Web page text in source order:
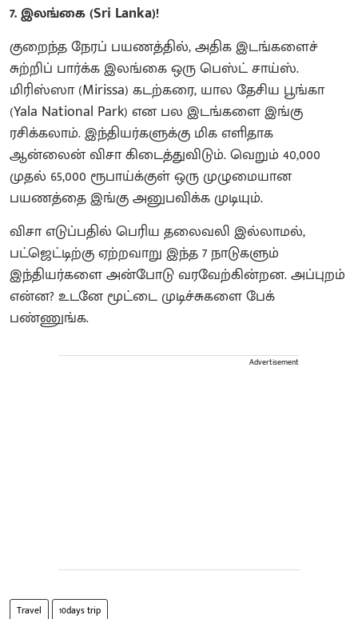
7. இலங்கை (Sri Lanka)!
குறைந்த நேரப் பயணத்தில், அதிக இடங்களைச்
சுற்றிப் பார்க்க இலங்கை ஒரு பெஸ்ட் சாய்ஸ்.
மிரிஸ்ஸா (Mirissa) கடற்கரை, யால தேசிய பூங்கா
(Yala National Park) என பல இடங்களை இங்கு
ரசிக்கலாம். இந்தியர்களுக்கு மிக எளிதாக
ஆன்லைன் விசா கிடைத்துவிடும். வெறும் 40,000
முதல் 65,000 ரூபாய்க்குள் ஒரு முழுமையான
பயணத்தை இங்கு அனுபவிக்க முடியும்.
விசா எடுப்பதில் பெரிய தலைவலி இல்லாமல்,
பட்ஜெட்டிற்கு ஏற்றவாறு இந்த 7 நாடுகளும்
இந்தியர்களை அன்போடு வரவேற்கின்றன. அப்புறம்
என்ன? உடனே மூட்டை முடிச்சுகளை பேக்
பண்ணுங்க.
Advertisement
Travel 10days trip